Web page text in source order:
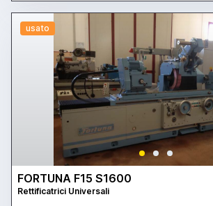
usato
FORTUNA F15 S1600
Rettificatrici Universali